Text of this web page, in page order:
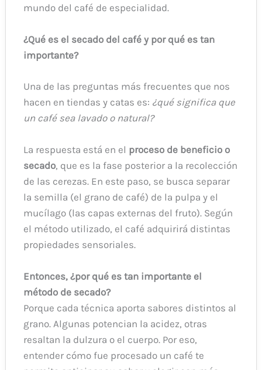
mundo del café de especialidad.
¿Qué es el secado del café y por qué es tan
importante?
Una de las preguntas más frecuentes que nos
hacen en tiendas y catas es: ¿qué significa que
un café sea lavado o natural?
La respuesta está en el proceso de beneficio o
secado, que es la fase posterior a la recolección
de las cerezas. En este paso, se busca separar
la semilla (el grano de café) de la pulpa y el
mucílago (las capas externas del fruto). Según
el método utilizado, el café adquirirá distintas
propiedades sensoriales.
Entonces, ¿por qué es tan importante el
método de secado?
Porque cada técnica aporta sabores distintos al
grano. Algunas potencian la acidez, otras
resaltan la dulzura o el cuerpo. Por eso,
entender cómo fue procesado un café te